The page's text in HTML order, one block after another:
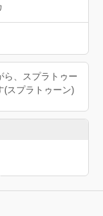
ら、スプラトゥー
(スプラトゥーン)